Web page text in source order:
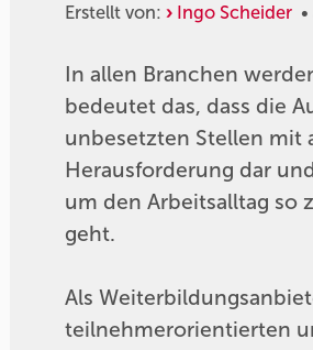
Erstellt von: Ingo Scheider
In allen Branchen
bedeutet das, dass die
unbesetzten Stellen mit
Herausforderung dar
um den Arbeitsalltag so
geht.
Als
teilnehmerorientierten